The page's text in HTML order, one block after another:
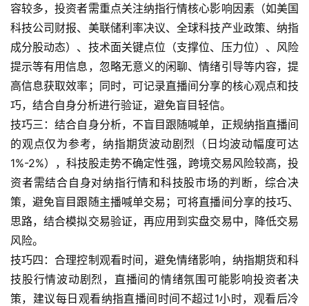
容较多，投资者需重点关注纳指行情核心影响因素（如美国
科技公司财报、美联储利率决议、全球科技产业政策、纳指
成分股动态）、技术面关键点位（支撑位、压力位）、风险
提示等有用信息，忽略无意义的闲聊、情绪引导等内容，提
高信息获取效率；同时，可记录直播间分享的核心观点和技
巧，结合自身分析进行验证，避免盲目轻信。
技巧三：结合自身分析，不盲目跟随喊单，正规纳指直播间
的观点仅为参考，纳指期货波动剧烈（日均波动幅度可达
1%-2%），科技股走势不确定性强，跨境交易风险较高，投
资者需结合自身对纳指行情和科技股市场的判断，综合决
策，避免盲目跟随主播喊单交易；可将直播间分享的技巧、
思路，结合模拟交易验证，再应用到实盘交易中，降低交易
风险。
技巧四：合理控制观看时间，避免情绪影响，纳指期货和科
技股行情波动剧烈，直播间的情绪氛围可能影响投资者决
策，建议每日观看纳指直播间时间不超过1小时，观看后冷